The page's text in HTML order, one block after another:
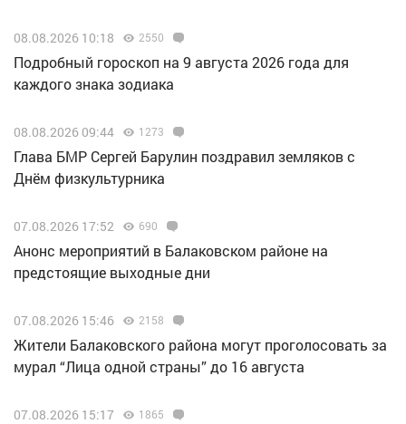
08.08.2026 10:18 2550
Подробный гороскоп на 9 августа 2026 года для
каждого знака зодиака
08.08.2026 09:44 1273
Глава БМР Сергей Барулин поздравил земляков с
Днём физкультурника
07.08.2026 17:52 690
Анонс мероприятий в Балаковском районе на
предстоящие выходные дни
07.08.2026 15:46 2158
Жители Балаковского района могут проголосовать за
мурал “Лица одной страны” до 16 августа
07.08.2026 15:17 1865